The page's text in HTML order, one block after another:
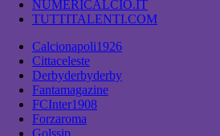
NUMERICALCIO.IT
TUTTITALENTI.COM
Calcionapoli1926
Cittaceleste
Derbyderbyderby
Fantamagazine
FCInter1908
Forzaroma